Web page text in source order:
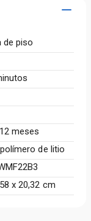
de piso
meses
de litio
x 20,32 cm